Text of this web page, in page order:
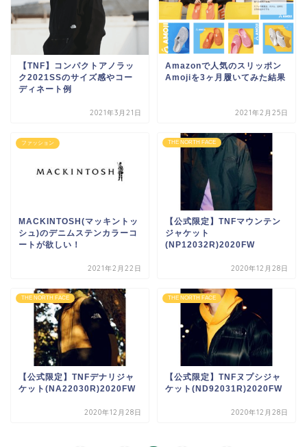
【TNF】コンパクトアノラッ
ク2021SSのサイズ感やコー
ディネート例
2021年3月21日
Amazonで人気のスリッポン
Amojiを3ヶ月履いてみた結果
2021年2月25日
ファッション
MACKINTOSH(マッキントッ
シュ)のデニムステンカラーコ
ートが欲しい！
2021年2月22日
THE NORTH FACE
【公式限定】TNFマウンテン
ジャケット
(NP12032R)2020FW
2020年12月28日
THE NORTH FACE
【公式限定】TNFデナリジャ
ケット(NA22030R)2020FW
2020年12月28日
THE NORTH FACE
【公式限定】TNFヌプシジャ
ケット(ND92031R)2020FW
2020年12月28日